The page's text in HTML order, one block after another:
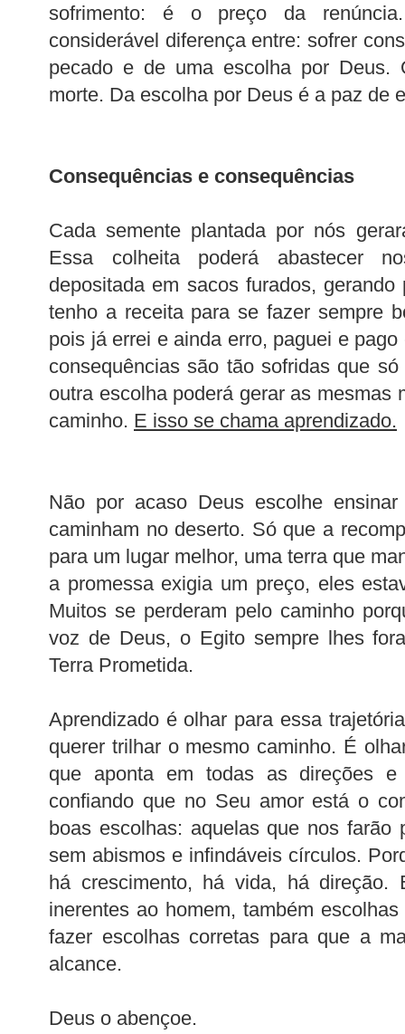
sofrimento: é o preço da
considerável diferença entre: sofrer
pecado e de uma escolha por
morte. Da escolha por Deus é a paz de
Consequências e consequências
Cada semente plantada por nós
Essa colheita poderá abastecer
depositada em sacos furados,
tenho a receita para se fazer sempre
pois já errei e ainda erro, paguei e
consequências são tão sofridas que
outra escolha poderá gerar as mesmas
caminho. E isso se chama aprendizado.
Não por acaso Deus escolhe
caminham no deserto. Só que a
para um lugar melhor, uma terra que
a promessa exigia um preço, eles
Muitos se perderam pelo caminho
voz de Deus, o Egito sempre lhes
Terra Prometida.
Aprendizado é olhar para essa
querer trilhar o mesmo caminho. É
que aponta em todas as direções
confiando que no Seu amor está o
boas escolhas: aquelas que nos farão
sem abismos e infindáveis círculos.
há crescimento, há vida, há direção.
inerentes ao homem, também
fazer escolhas corretas para que a
alcance.
Deus o abençoe.